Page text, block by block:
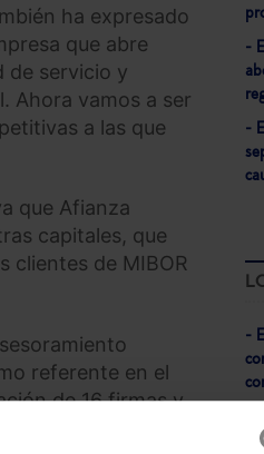
ha expresado
que abre
de servicio y
Ahora vamos a ser
a las que
que Afianza
capitales, que
clientes de MIBOR
referente en el
de 16 firmas y
-
-
-
-